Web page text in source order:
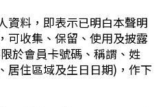
資料，即表示已明白本聲明
可收集、保留、使用及披露
於會員卡號碼、稱謂、姓
居住區域及生日日期)，作下